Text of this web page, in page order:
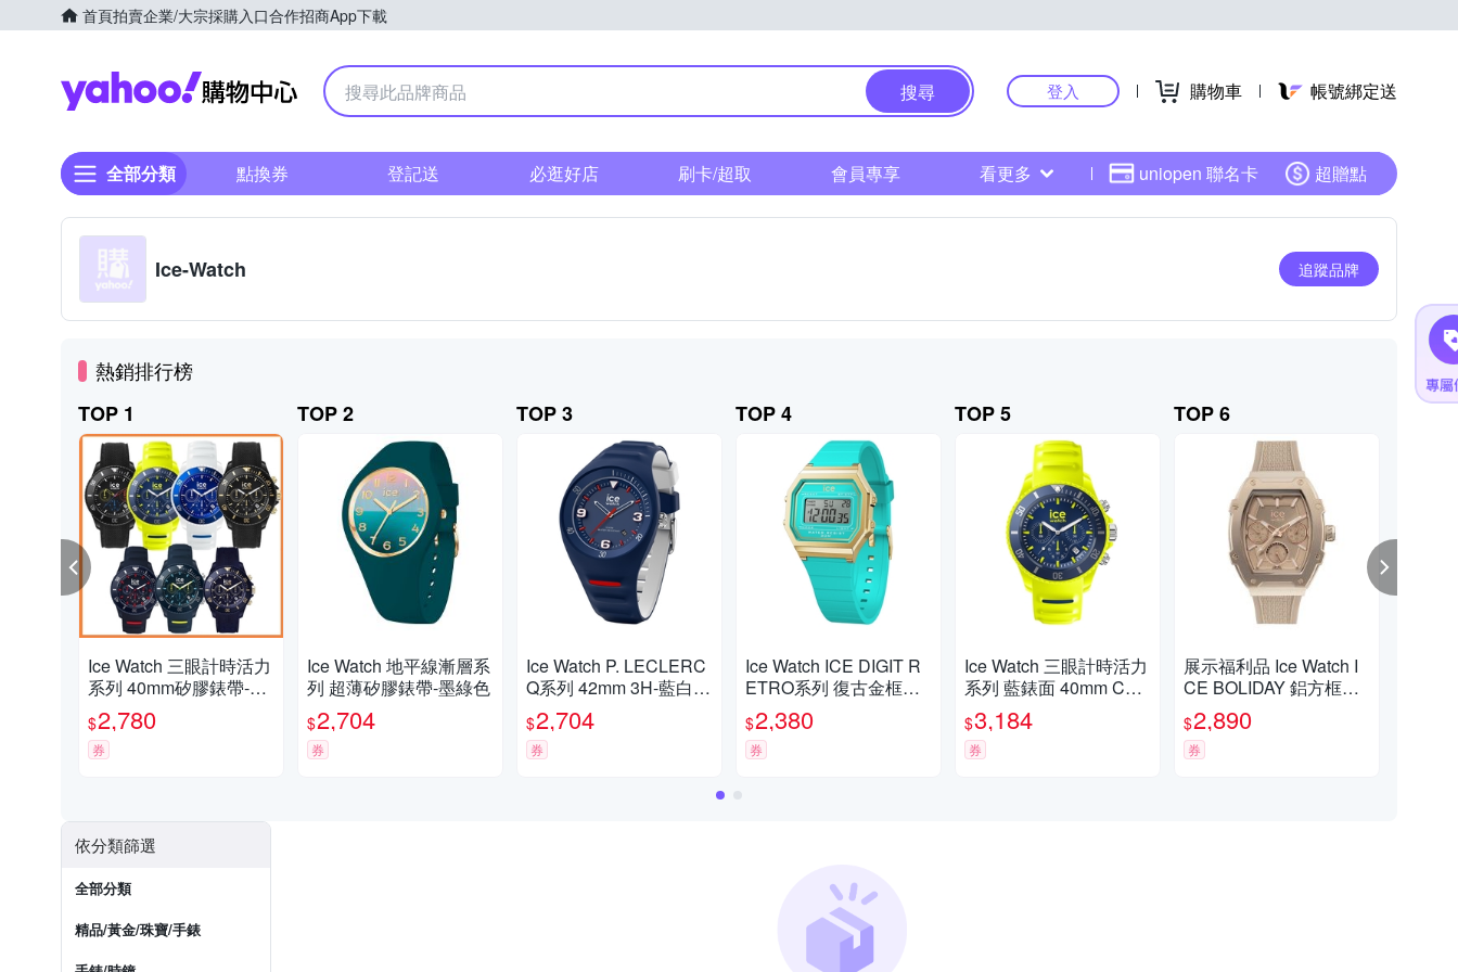
首頁拍賣企業/大宗採購入口合作招商App下載
Yahoo購物中心
搜尋 登入 購物車 帳號綁定送
全部分類 點換券 登記送 必逛好店 刷卡/超取 會員專享 看更多 uniopen 聯名卡 超贈點
Ice-Watch 追蹤品牌
熱銷排行榜
TOP 1
Ice Watch 三眼計時活力
系列 40mm矽膠錶帶-多
款任選
$2,780
券
TOP 2
Ice Watch 地平線漸層系
列 超薄矽膠錶帶-墨綠色
$2,704
券
TOP 3
Ice Watch P. LECLERC
Q系列 42mm 3H-藍白矽
膠錶帶
$2,704
券
TOP 4
Ice Watch ICE DIGIT R
ETRO系列 復古金框矽
膠電子錶 32mm-藍綠色
$2,380
券
TOP 5
Ice Watch 三眼計時活力
系列 藍錶面 40mm CH-
螢光黃矽膠錶帶
$3,184
券
TOP 6
展示福利品 Ice Watch I
CE BOLIDAY 鋁方框三
眼 34mm-裸色矽膠錶帶
出清品
$2,890
券
依分類篩選
全部分類
精品/黃金/珠寶/手錶